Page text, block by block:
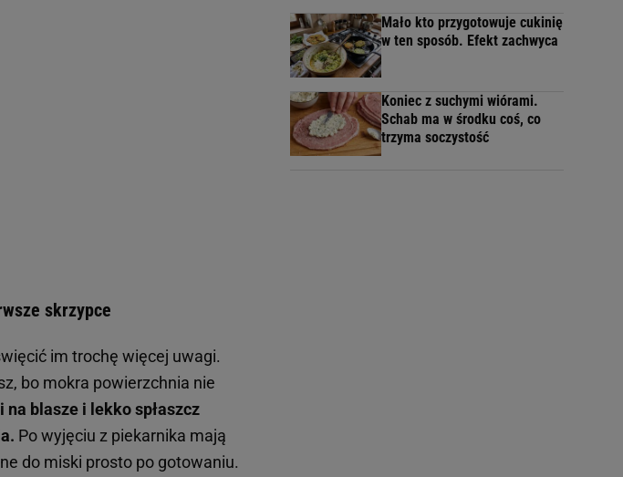
skrzypce
im trochę więcej uwagi.
bo mokra powierzchnia nie
na blasze i lekko spłaszcz
Po wyjęciu z piekarnika mają
do miski prosto po gotowaniu.
Mało kto przygotowuje cukinię
w ten sposób. Efekt zachwyca
Koniec z suchymi wiórami.
Schab ma w środku coś, co
trzyma soczystość